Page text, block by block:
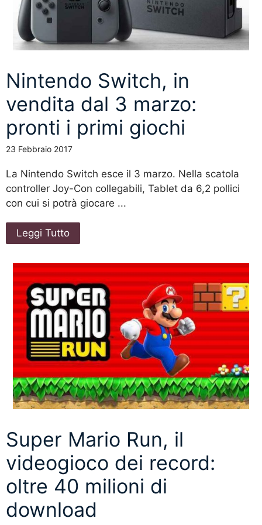
Nintendo Switch, in
vendita dal 3 marzo:
pronti i primi giochi
23 Febbraio 2017
La Nintendo Switch esce il 3 marzo. Nella scatola
controller Joy-Con collegabili, Tablet da 6,2 pollici
con cui si potrà giocare ...
Leggi Tutto
Super Mario Run, il
videogioco dei record:
oltre 40 milioni di
download